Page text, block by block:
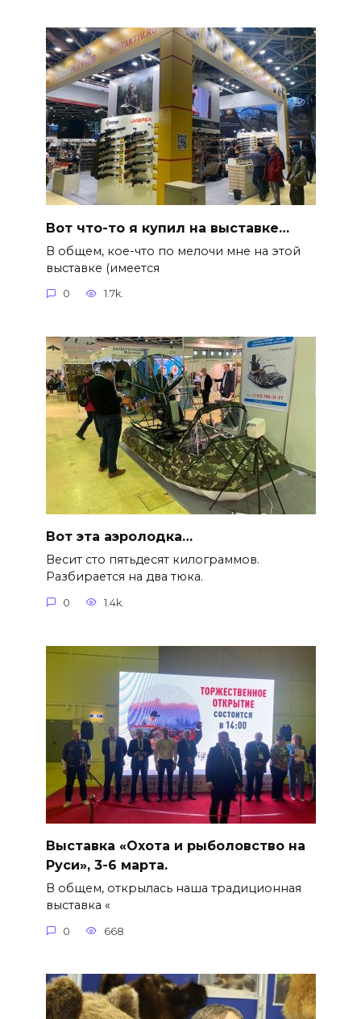
Вот что-то я купил на выставке…
В общем, кое-что по мелочи мне на этой
выставке (имеется
0 1.7k.
Вот эта аэролодка…
Весит сто пятьдесят килограммов.
Разбирается на два тюка.
0 1.4k.
Выставка «Охота и рыболовство на
Руси», 3-6 марта.
В общем, открылась наша традиционная
выставка «
0 668